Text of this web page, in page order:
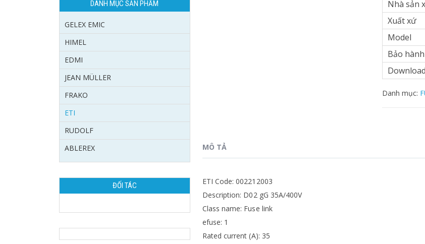
Nhà sản
Xuất xứ
Model
Bảo hành
Download
Danh mục:
MÔ TẢ
ETI Code: 002212003
Description: D02 gG 35A/400V
Class name: Fuse link
efuse: 1
Rated current (A): 35
DANH MỤC SẢN PHẨM
GELEX EMIC
HIMEL
EDMI
JEAN MÜLLER
FRAKO
ETI
RUDOLF
ABLEREX
ĐỐI TÁC